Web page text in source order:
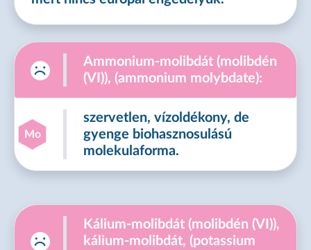
Ammonium-molibdát (molibdén
(VI)), (ammonium molybdate):
Mo
szervetlen, vízoldékony, de
gyenge biohasznosulású
molekulaforma.
Kálium-molibdát (molibdén (VI)),
kálium-molibdát, (potassium